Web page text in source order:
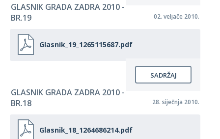
GLASNIK GRADA ZADRA 2010 -
BR.19
02. veljače 2010.
Glasnik_19_1265115687.pdf
SADRŽAJ
GLASNIK GRADA ZADRA 2010 -
BR.18
28. siječnja 2010.
Glasnik_18_1264686214.pdf